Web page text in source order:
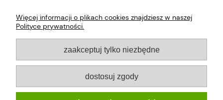
O FIRMIE
INFORMACJE
Więcej informacji o plikach cookies znajdziesz w naszej
Polityce prywatności.
zaakceptuj tylko niezbędne
dostosuj zgody